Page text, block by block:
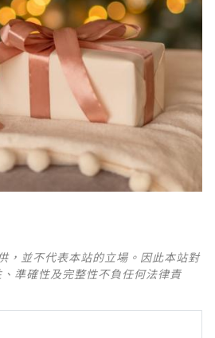
，並不代表本站的立場。因此本站對
準確性及完整性不負任何法律責